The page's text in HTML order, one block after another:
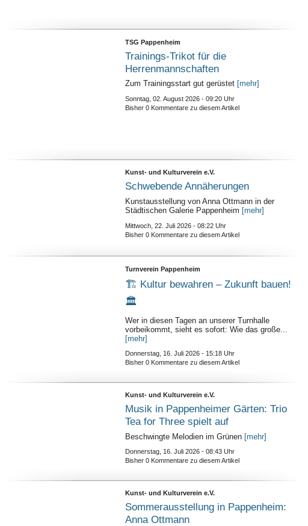
TSG Pappenheim
Trainings-Trikot für die
Herrenmannschaften
Zum Trainingsstart gut gerüstet [mehr]
Sonntag, 02. August 2026 - 09:20 Uhr
Bisher 0 Kommentare zu diesem Artikel
Kunst- und Kulturverein e.V.
Schwebende Annäherungen
Kunstausstellung von Anna Ottmann in der
Städtischen Galerie Pappenheim [mehr]
Mittwoch, 22. Juli 2026 - 08:22 Uhr
Bisher 0 Kommentare zu diesem Artikel
Turnverein Pappenheim
🏗️ Kultur bewahren – Zukunft bauen!
🏛️
Wer in diesen Tagen an unserer Turnhalle
vorbeikommt, sieht es sofort: Wie das große...
[mehr]
Donnerstag, 16. Juli 2026 - 15:18 Uhr
Bisher 0 Kommentare zu diesem Artikel
Kunst- und Kulturverein e.V.
Musik in Pappenheimer Gärten: Trio
Tea for Three spielt auf
Beschwingte Melodien im Grünen [mehr]
Donnerstag, 16. Juli 2026 - 08:43 Uhr
Bisher 0 Kommentare zu diesem Artikel
Kunst- und Kulturverein e.V.
Sommerausstellung in Pappenheim:
Anna Ottmann